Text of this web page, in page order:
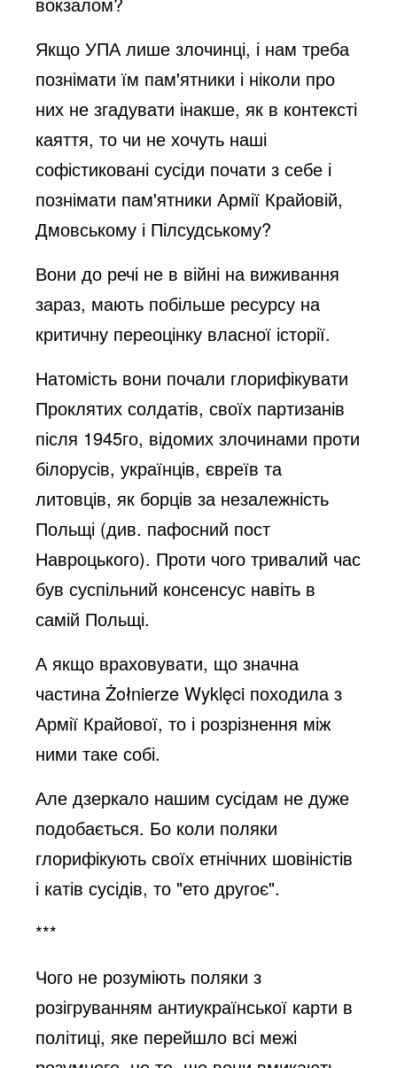
Якщо УПА лише злочинці, і нам треба
познімати їм пам'ятники і ніколи про
них не згадувати інакше, як в контексті
каяття, то чи не хочуть наші
софістиковані сусіди почати з себе і
познімати пам'ятники Армії Крайовій,
Дмовському і Пілсудському?
Вони до речі не в війні на виживання
зараз, мають побільше ресурсу на
критичну переоцінку власної історії.
Натомість вони почали глорифікувати
Проклятих солдатів, своїх партизанів
після 1945го, відомих злочинами проти
білорусів, українців, євреїв та
литовців, як борців за незалежність
Польщі (див. пафосний пост
Навроцького). Проти чого тривалий час
був суспільний консенсус навіть в
самій Польщі.
А якщо враховувати, що значна
частина Żołnierze Wyklęci походила з
Армії Крайової, то і розрізнення між
ними таке собі.
Але дзеркало нашим сусідам не дуже
подобається. Бо коли поляки
глорифікують своїх етнічних шовіністів
і катів сусідів, то "ето другоє".
***
Чого не розуміють поляки з
розігруванням антиукраїнської карти в
політиці, яке перейшло всі межі